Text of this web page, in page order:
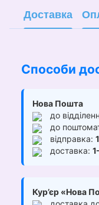
Доставка
Способи
Нова Пошта
до
до
відправка:
доставка:
Кур’єр «Нова